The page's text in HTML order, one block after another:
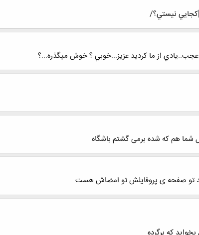
عجب..يادي از ما كرديد عزيز...خوبي ؟ خوش ميگذره...؟
هم که شده برمی گشتم باشگاه
تو صفحه ی پروفایلش تو امضاش هست